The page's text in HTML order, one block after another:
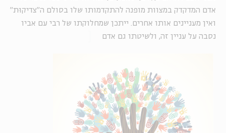
אדם המדקדק במצוות מופנה להתקדמותו שלו בסולם ה"צדיקוּת"
ואין מעניינים אותו אחרים. ייתכן שמחלוקתו של רבי עם אביו
נסבה על עניין זה, ולשיטתו גם אדם